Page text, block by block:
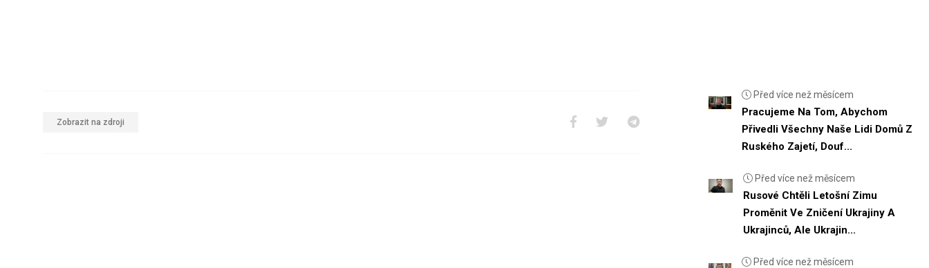
Zobrazit na zdroji
Před více než měsícem
Pracujeme Na Tom, Abychom
Přivedli Všechny Naše Lidi Domů Z
Ruského Zajetí, Douf...
Před více než měsícem
Rusové Chtěli Letošní Zimu
Proměnit Ve Zničení Ukrajiny A
Ukrajinců, Ale Ukrajin...
Před více než měsícem